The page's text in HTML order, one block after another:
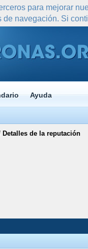
Ayuda
Detalles de la reputación
para mejorar
navegación. Si